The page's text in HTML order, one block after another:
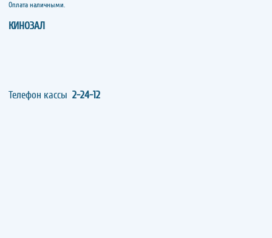
​​​​​​​Оплата наличными.
КИНОЗАЛ
Телефон кассы 2-24-12